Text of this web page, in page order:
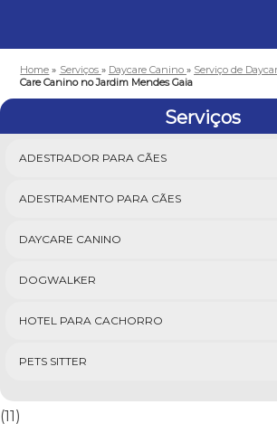
Home » Serviços » Daycare Canino » Serviço de
Care Canino no Jardim Mendes Gaia
Serviços
ADESTRADOR PARA CÃES
ADESTRAMENTO PARA CÃES
DAYCARE CANINO
DOGWALKER
HOTEL PARA CACHORRO
PETS SITTER
(11)